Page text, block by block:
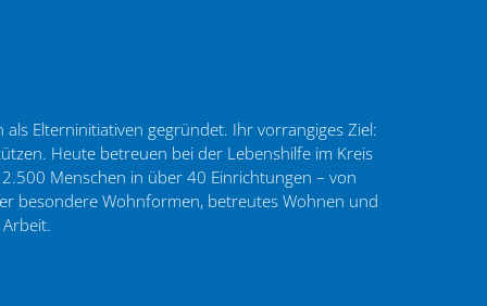
Elterninitiativen gegründet. Ihr vorrangiges Ziel:
Heute betreuen bei der Lebenshilfe im Kreis
Menschen in über 40 Einrichtungen – von
besondere Wohnformen, betreutes Wohnen und